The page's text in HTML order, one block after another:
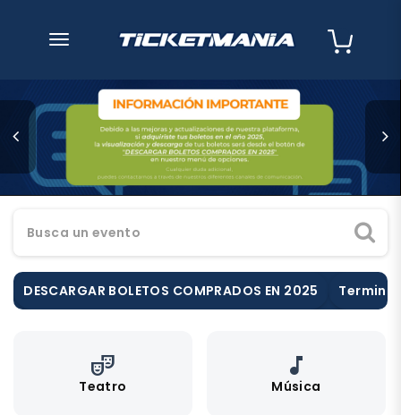
desplegar navegación
Busca un evento
DESCARGAR BOLETOS COMPRADOS EN 2025
theater_comedy
Teatro
music_note
Música